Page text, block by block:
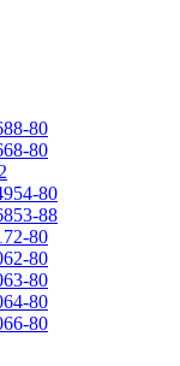
80
80
80
88
80
80
80
80
80